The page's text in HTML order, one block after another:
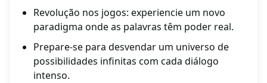
Revolução nos jogos: experiencie um novo
paradigma onde as palavras têm poder real.
Prepare-se para desvendar um universo de
possibilidades infinitas com cada diálogo
intenso.